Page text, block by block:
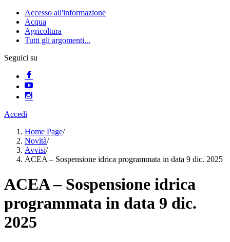
Accesso all'informazione
Acqua
Agricoltura
Tutti gli argomenti...
Seguici su
Accedi
Home Page/
Novità/
Avvisi/
ACEA – Sospensione idrica programmata in data 9 dic. 2025
ACEA – Sospensione idrica
programmata in data 9 dic.
2025